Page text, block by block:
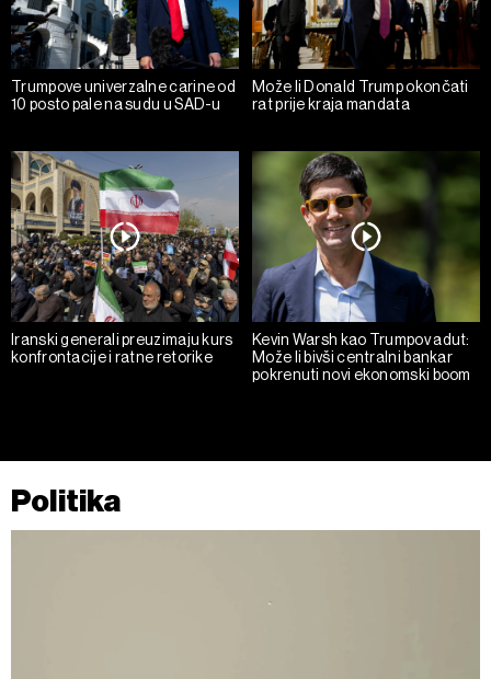
Trumpove univerzalne carine od
10 posto pale na sudu u SAD-u
Može li Donald Trump okončati
rat prije kraja mandata
Iranski generali preuzimaju kurs
konfrontacije i ratne retorike
Kevin Warsh kao Trumpov adut:
Može li bivši centralni bankar
pokrenuti novi ekonomski boom
Politika